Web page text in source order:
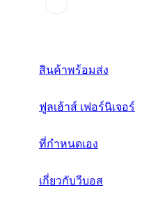
日语
italiano
français
สินค้าพร้อมส่ง
ฟูลเฮ้าส์ เฟอร์นิเจอร์
ที่กำหนดเอง
เกี่ยวกับวีบอส